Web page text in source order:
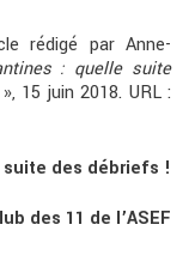
rédigé par Anne-
: quelle suite
15 juin 2018. URL :
suite des débriefs !
des 11 de l’ASEF